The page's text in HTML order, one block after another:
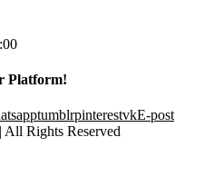
Platform!
tumblrpinterestvkE-post
Rights Reserved